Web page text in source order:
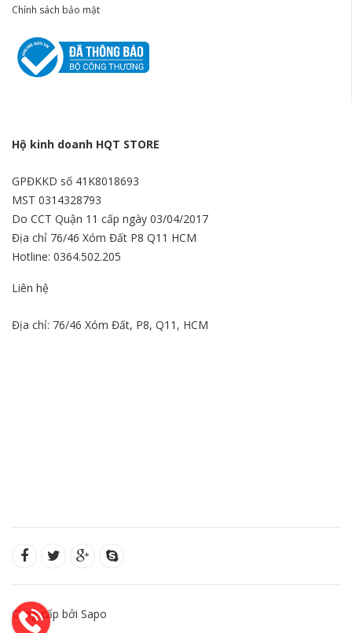
Chính sách bảo mật
Hộ kinh doanh HQT STORE
GPĐKKD số 41K8018693
MST 0314328793
Do CCT Quận 11 cấp ngày 03/04/2017
Địa chỉ 76/46 Xóm Đất P8 Q11 HCM
Hotline: 0364.502.205
Liên hệ
Địa chỉ: 76/46 Xóm Đất, P8, Q11, HCM
Cung cấp bởi Sapo